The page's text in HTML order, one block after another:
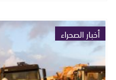
أخبار الصحراء